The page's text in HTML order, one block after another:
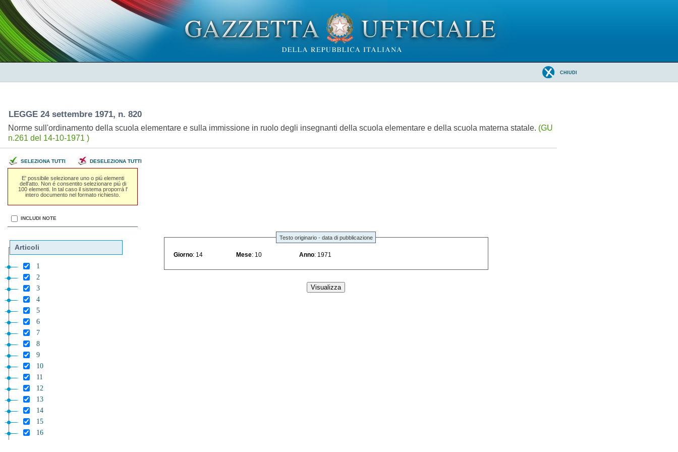
CHIUDI
LEGGE 24 settembre 1971, n. 820
Norme sull'ordinamento della scuola elementare e sulla immissione in ruolo degli insegnanti della scuola elementare e della scuola materna statale. (GU
n.261 del 14-10-1971 )
SELEZIONA TUTTI DESELEZIONA TUTTI
E' possibile selezionare uno o piú elementi
dell'atto. Non é consentito selezionare piú di
100 elementi. In tal caso il sistema proporrá l'
intero documento nel formato richiesto.
INCLUDI NOTE
Articoli
1
2
3
4
5
6
7
8
9
10
11
12
13
14
15
16
Testo originario - data di pubblicazione
Giorno : 14 Mese : 10 Anno : 1971